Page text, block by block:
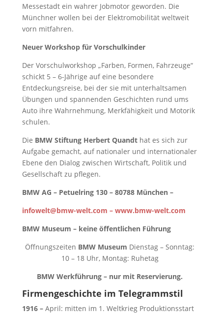
Messestadt ein wahrer Jobmotor geworden. Die
Münchner wollen bei der Elektromobilität weltweit
vorn mitfahren.
Neuer Workshop für Vorschulkinder
Der Vorschulworkshop „Farben, Formen, Fahrzeuge“
schickt 5 – 6-Jährige auf eine besondere
Entdeckungsreise, bei der sie mit unterhaltsamen
Übungen und spannenden Geschichten rund ums
Auto ihre Wahrnehmung, Merkfähigkeit und Motorik
schulen.
Die BMW Stiftung Herbert Quandthat es sich zur
Aufgabe gemacht, auf nationaler und internationaler
Ebene den Dialog zwischen Wirtschaft, Politik und
Gesellschaft zu pflegen.
BMW AG – Petuelring 130 – 80788 München –
infowelt@bmw-welt.com – www.bmw-welt.com
BMW Museum – keine öffentlichen Führung
Öffnungszeiten BMW Museum Dienstag – Sonntag:
10 – 18 Uhr, Montag: Ruhetag
BMW Werkführung – nur mit Reservierung.
Firmengeschichte im Telegrammstil
1916 –April: mitten im 1. Weltkrieg Produktionsstart